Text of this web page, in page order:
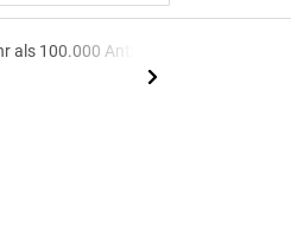
als 100.000 Anträge